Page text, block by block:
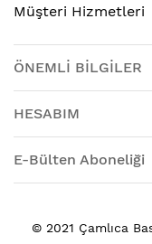
Müşteri Hizmetleri
ÖNEMLİ BİLGİLER
HESABIM
E-Bülten Aboneliği
© 2021 Çamlıca